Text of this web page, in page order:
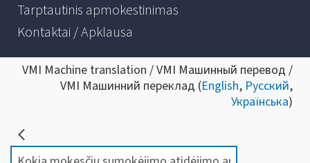
Tarptautinis apmokestinimas
Kontaktai / Apklausa
VMI Machine translation / VMI Машинный перевод /
VMI Машинний переклад (English, Русский,
Українська)